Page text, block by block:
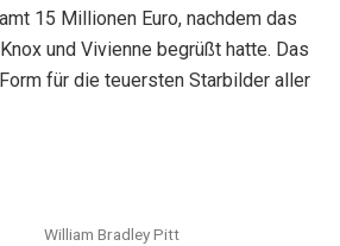
15 Millionen Euro, nachdem das
und Vivienne begrüßt hatte. Das
für die teuersten Starbilder aller
William Bradley Pitt